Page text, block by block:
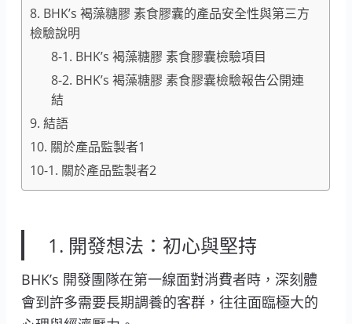
8. BHK’s 褐藻糖膠 素食膠囊的產品安全性與第三方
檢驗說明
8-1. BHK’s 褐藻糖膠 素食膠囊檢驗項目
8-2. BHK’s 褐藻糖膠 素食膠囊檢驗報告公開連
結
9. 結語
10. 關於產品監製者1
10-1. 關於產品監製者2
1. 開發想法：初心與堅持
BHK’s 開發團隊在第一線面對消費者時，深刻體
會到許多需要長期調養的客群，往往面臨極大的